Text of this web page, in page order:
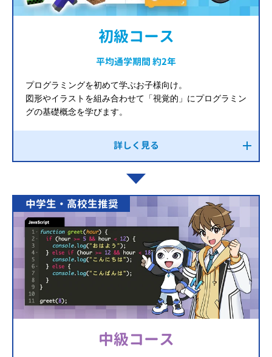
初級コース
平均通学期間 約2年
プログラミングを初めて学ぶお子様向け。
図形やイラストを組み合わせて「視覚的」にプログラミン
グの基礎概念を学びます。
詳しく見る
中学生・高校生推奨
中級コース